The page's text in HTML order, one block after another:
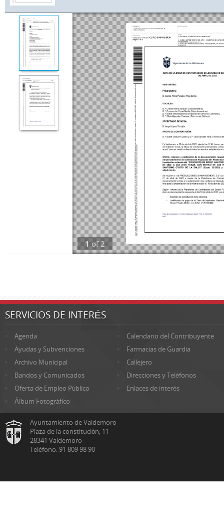
1 of 2
SERVICIOS DE INTERÉS
Agenda
Calendario del Contribuyente
Ayudas y Subvenciones
Farmacias de Guardia
Archivo Municipal
Callejero
Bandos y Comunicados
Direcciones y Teléfonos
Oferta de Empleo Público
Enlaces de interés
Álbum Fotográfico
Ayuntamiento de Valdemoro
Plaza de la constitución, 11
28341 Valdemoro
Teléfono: 91 809 98 90